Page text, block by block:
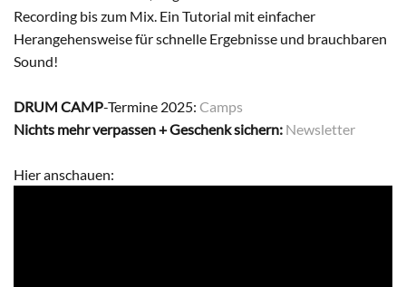
Recording bis zum Mix. Ein Tutorial mit einfacher
Herangehensweise für schnelle Ergebnisse und brauchbaren
Sound!
DRUM CAMP-Termine 2025: Camps
Nichts mehr verpassen + Geschenk sichern: Newsletter
Hier anschauen: